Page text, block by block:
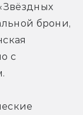
брони,
с